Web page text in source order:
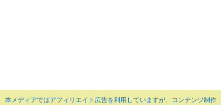
本メディアではアフィリエイト広告を利用していますが、コンテンツ制作